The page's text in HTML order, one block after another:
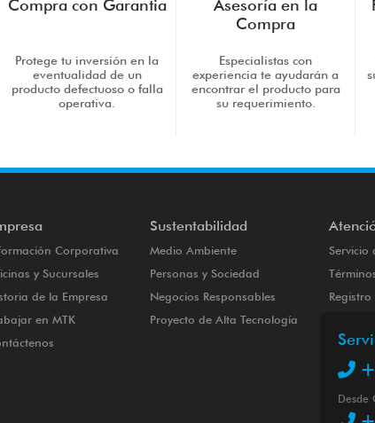
Compra con Garantia
Protege tu inversión en la
eventualidad de un
producto defectuoso o falla
operativa.
Asesoría en la
Compra
Especialistas con
experiencia te ayudarán a
encontrar el producto para
su requerimiento.
Corporativa
y Sucursales
de la Empresa
en MTK
Sustentabilidad
Medio Ambiente
Personas y Sociedad
Negocios Responsables
Proyecto de Alta Tecnología
Servicio
Desde